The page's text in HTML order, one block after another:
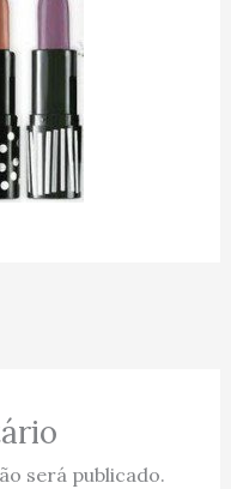
será publicado.